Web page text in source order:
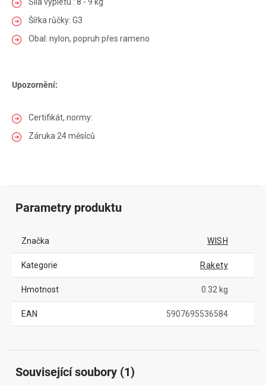
Šířka růčky: G3
Obal: nylon, popruh přes rameno
Upozornění:
Certifikát, normy:
Záruka 24 měsíců
Parametry produktu
Značka WISH
Kategorie Rakety
Hmotnost 0.32 kg
EAN 5907695536584
Související soubory (1)